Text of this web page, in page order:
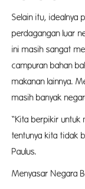
Selain itu, idealnya
perdagangan luar
ini masih sangat
campuran bahan
makanan lainnya.
masih banyak
“Kita berpikir untuk
tentunya kita tidak
Paulus.
Menyasar Negara